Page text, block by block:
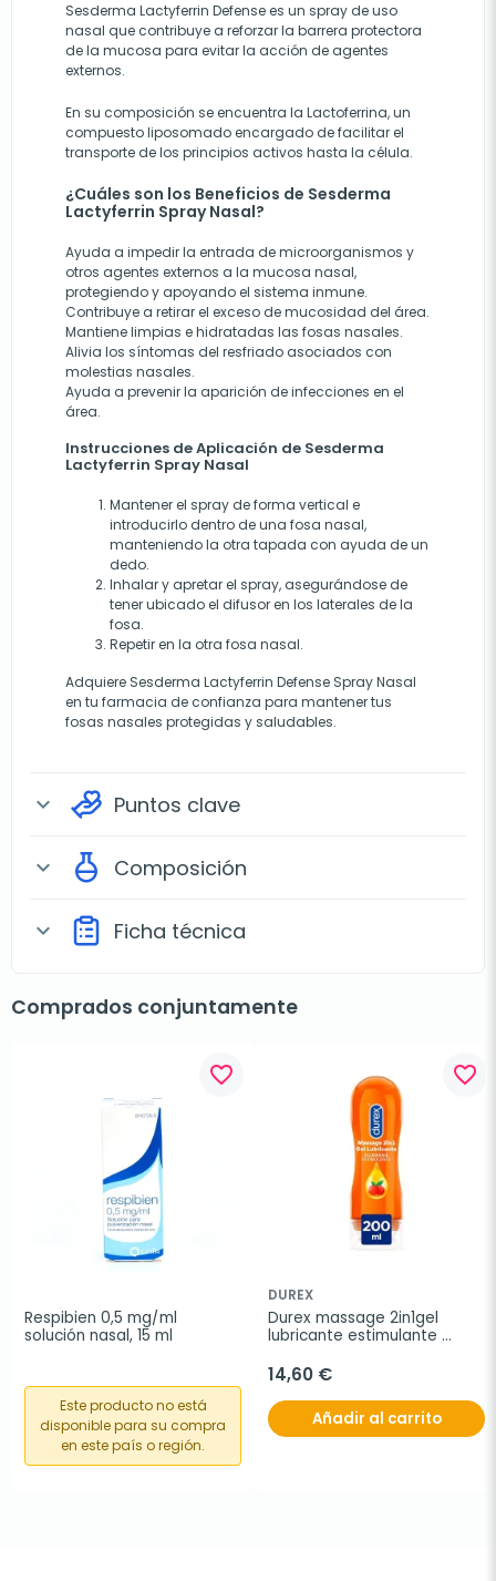
Sesderma Lactyferrin Defense es un spray de uso
nasal que contribuye a reforzar la barrera protectora
de la mucosa para evitar la acción de agentes
externos.
En su composición se encuentra la Lactoferrina, un
compuesto liposomado encargado de facilitar el
transporte de los principios activos hasta la célula.
¿Cuáles son los Beneficios de Sesderma
Lactyferrin Spray Nasal?
Ayuda a impedir la entrada de microorganismos y
otros agentes externos a la mucosa nasal,
protegiendo y apoyando el sistema inmune.
Contribuye a retirar el exceso de mucosidad del área.
Mantiene limpias e hidratadas las fosas nasales.
Alivia los síntomas del resfriado asociados con
molestias nasales.
Ayuda a prevenir la aparición de infecciones en el
área.
Instrucciones de Aplicación de Sesderma
Lactyferrin Spray Nasal
Mantener el spray de forma vertical e
introducirlo dentro de una fosa nasal,
manteniendo la otra tapada con ayuda de un
dedo.
Inhalar y apretar el spray, asegurándose de
tener ubicado el difusor en los laterales de la
fosa.
Repetir en la otra fosa nasal.
Adquiere Sesderma Lactyferrin Defense Spray Nasal
en tu farmacia de confianza para mantener tus
fosas nasales protegidas y saludables.
expand_more Puntos clave
expand_more Composición
expand_more Ficha técnica
Comprados conjuntamente
favorite_border
Respibien 0,5 mg/ml
solución nasal, 15 ml
Este producto no está
disponible para su compra
en este país o región.
favorite_border
DUREX
Durex massage 2in1gel
lubricante estimulante
14,60 €
Añadir al carrito